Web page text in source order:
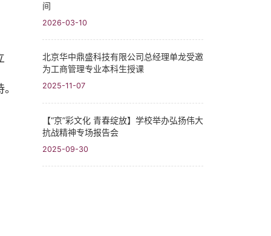
间
2026-03-10
北京华中鼎盛科技有限公司总经理单龙受邀
为工商管理专业本科生授课
2025-11-07
【“京”彩文化 青春绽放】学校举办弘扬伟大
抗战精神专场报告会
2025-09-30